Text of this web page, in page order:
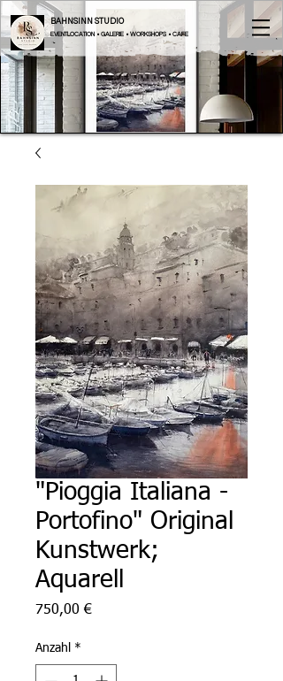
BAHNSINN STUDIO
EVENTLOCATION • GALERIE • WORKSHOPS • CAFE
"Pioggia Italiana -
Portofino" Original
Kunstwerk;
Aquarell
750,00 €Preis
Anzahl *